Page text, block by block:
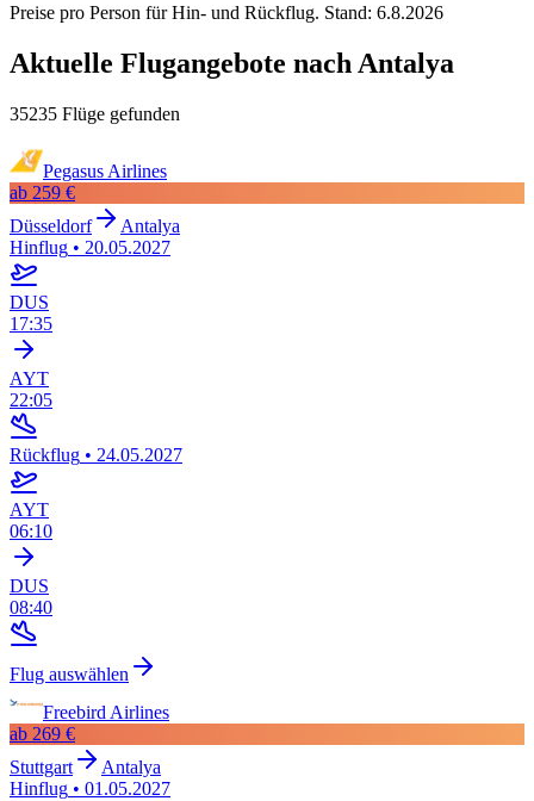
Preise pro Person für Hin- und Rückflug. Stand: 6.8.2026
Aktuelle Flugangebote nach Antalya
35235 Flüge gefunden
Pegasus Airlines
ab 259 €
Düsseldorf
Antalya
Hinflug • 20.05.2027
DUS
17:35
AYT
22:05
Rückflug • 24.05.2027
AYT
06:10
DUS
08:40
Flug auswählen
Freebird Airlines
ab 269 €
Stuttgart
Antalya
Hinflug • 01.05.2027